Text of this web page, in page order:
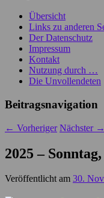
Übersicht
Links zu anderen
Der Datenschutz
Impressum
Kontakt
Nutzung durch …
Die Unvollendeten
Beitragsnavigation
← Vorheriger Nächster →
2025 –
Veröffentlicht am 30.